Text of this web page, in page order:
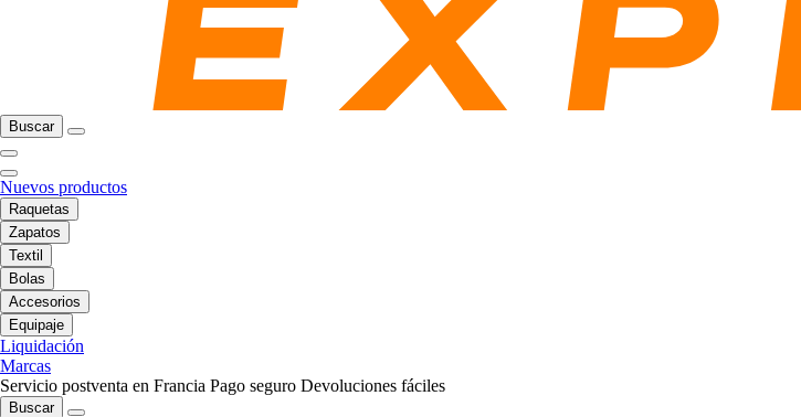
Buscar
Nuevos productos
Raquetas
Zapatos
Textil
Bolas
Accesorios
Equipaje
Liquidación
Marcas
Servicio postventa en Francia Pago seguro Devoluciones fáciles
Buscar